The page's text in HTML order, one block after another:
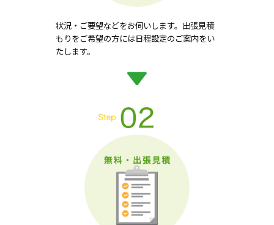
状況・ご要望などをお伺いします。出張見積
もりをご希望の方には日程設定のご案内をい
たします。